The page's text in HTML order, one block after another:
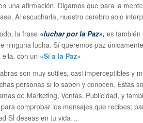
una afirmación. Digamos que para la
Al escucharla, nuestro cerebro solo
la frase «luchar por la Paz», es también
ninguna lucha. Sí queremos paz
con un «Sí a la Paz»
son muy sutiles, casi imperceptibles y
personas sí lo saben y conocen. Estas
de Marketing, Ventas, Publicidad, y
comprobar los mensajes que recibes;
SÍ deseas en tu vida…